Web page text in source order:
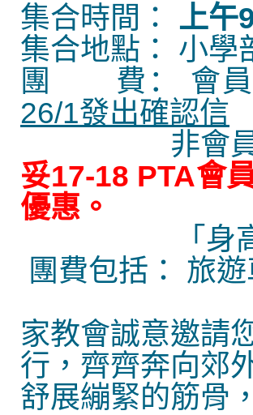
集合時間：
上午
集合地點：
小學
團 費：
會
26/1發出確認信
非會
妥17-18 PTA會
優惠 。
｢ 身
團費包括：
旅
家教會誠意邀請
行，齊齊奔向郊
舒展繃緊的筋骨